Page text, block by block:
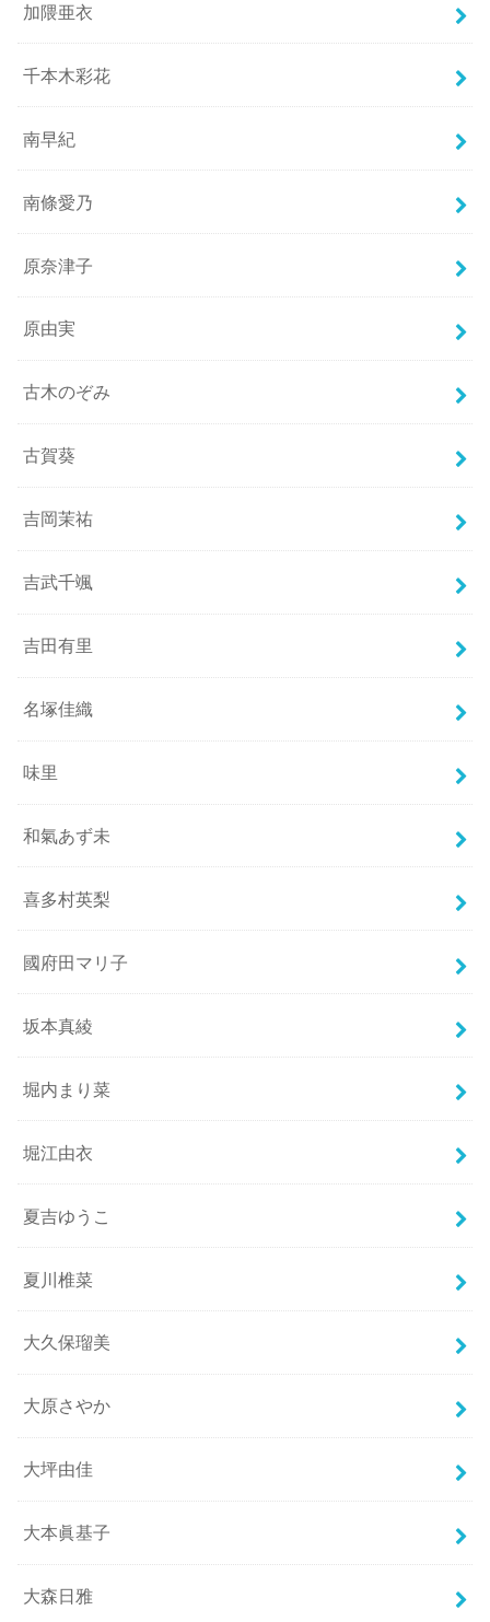
加隈亜衣
千本木彩花
南早紀
南條愛乃
原奈津子
原由実
古木のぞみ
古賀葵
吉岡茉祐
吉武千颯
吉田有里
名塚佳織
味里
和氣あず未
喜多村英梨
國府田マリ子
坂本真綾
堀内まり菜
堀江由衣
夏吉ゆうこ
夏川椎菜
大久保瑠美
大原さやか
大坪由佳
大本眞基子
大森日雅